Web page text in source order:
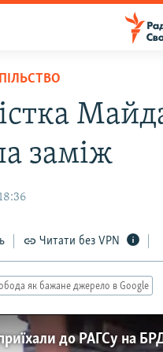
заміж
Читати без VPN
як бажане джерело в Google
до РАГСу на